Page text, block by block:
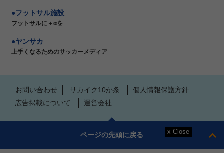
フットサル施設
フットサルに＋αを
ヤンサカ
上手くなるためのサッカーメディア
お問い合わせ サカイク10か条
個人情報保護方針
広告掲載について
運営会社
ページの先頭に戻る